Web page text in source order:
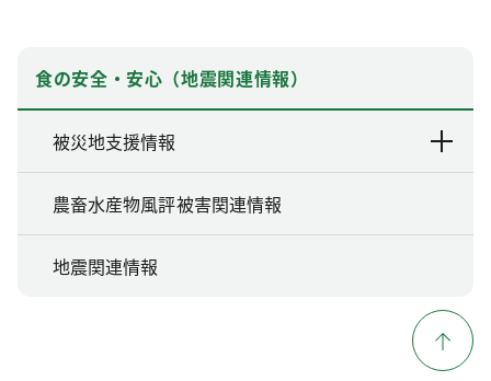
食の安全・安心（地震関連情報）
被災地支援情報
農畜水産物風評被害関連情報
地震関連情報